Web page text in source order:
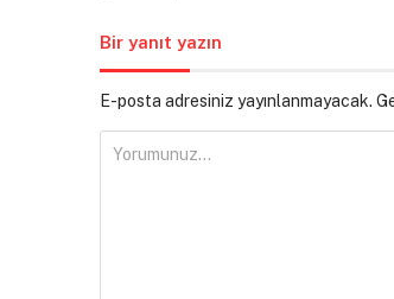
Bir yanıt yazın
E-posta adresiniz yayınlanmayacak.